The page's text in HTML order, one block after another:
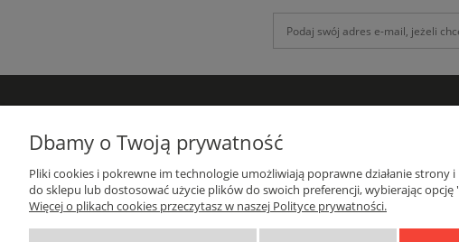
GRUPA-ATH
ul. Targowa 1A/4, 19-300 Ełk
woj. warmińsko-mazurskie
Dbamy o Twoją prywatność
Pliki cookies i pokrewne im technologie umożliwiają poprawne działanie
do sklepu lub dostosować użycie plików do swoich preferencji, wybierając opcję
Więcej o plikach cookies przeczytasz w naszej Polityce prywatności.